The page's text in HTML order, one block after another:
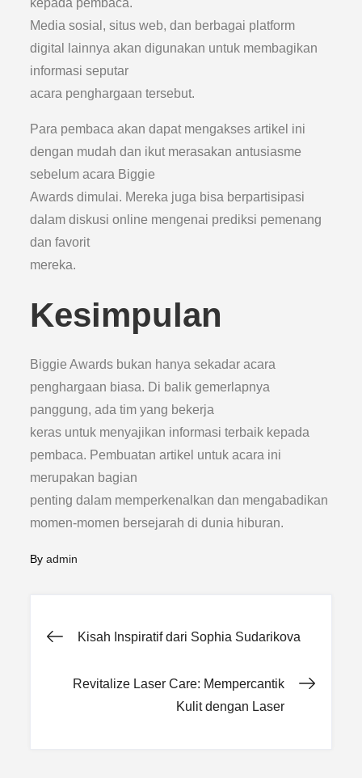
kepada pembaca.
Media sosial, situs web, dan berbagai platform
digital lainnya akan digunakan untuk membagikan
informasi seputar
acara penghargaan tersebut.
Para pembaca akan dapat mengakses artikel ini
dengan mudah dan ikut merasakan antusiasme
sebelum acara Biggie
Awards dimulai. Mereka juga bisa berpartisipasi
dalam diskusi online mengenai prediksi pemenang
dan favorit
mereka.
Kesimpulan
Biggie Awards bukan hanya sekadar acara
penghargaan biasa. Di balik gemerlapnya
panggung, ada tim yang bekerja
keras untuk menyajikan informasi terbaik kepada
pembaca. Pembuatan artikel untuk acara ini
merupakan bagian
penting dalam memperkenalkan dan mengabadikan
momen-momen bersejarah di dunia hiburan.
Byadmin
Post
navigation
Kisah Inspiratif dari Sophia Sudarikova
Revitalize Laser Care: Mempercantik
Kulit dengan Laser